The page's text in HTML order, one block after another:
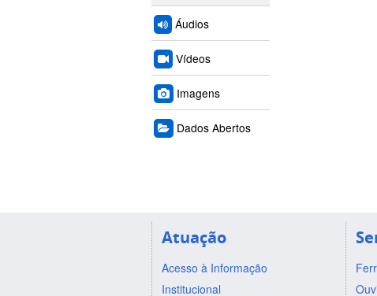
Áudios
Vídeos
Imagens
Dados Abertos
Atuação
Acesso à Informação
Institucional